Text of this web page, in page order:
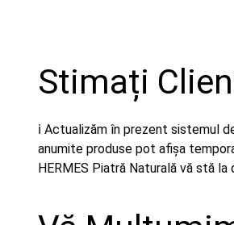
Stimați
ℹ️ Actualizăm în prezent sistemul
anumite produse pot afișa
HERMES Piatră Naturală vă stă la